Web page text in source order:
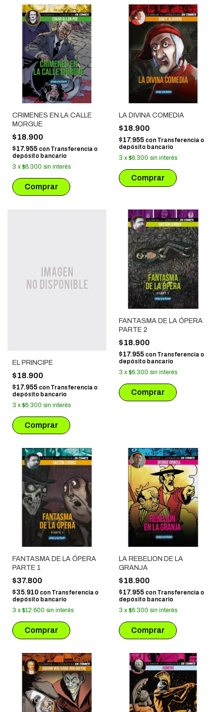
CRIMENES EN LA CALLE
MORGUE
$18.900
$17.955 con Transferencia o
depósito bancario
3 x $6.300 sin interés
LA DIVINA COMEDIA
$18.900
$17.955 con Transferencia o
depósito bancario
3 x $6.300 sin interés
EL PRINCIPE
$18.900
$17.955 con Transferencia o
depósito bancario
3 x $6.300 sin interés
FANTASMA DE LA ÓPERA
PARTE 2
$18.900
$17.955 con Transferencia o
depósito bancario
3 x $6.300 sin interés
FANTASMA DE LA ÓPERA
PARTE 1
$37.800
$35.910 con Transferencia o
depósito bancario
3 x $12.600 sin interés
LA REBELION DE LA
GRANJA
$18.900
$17.955 con Transferencia o
depósito bancario
3 x $6.300 sin interés